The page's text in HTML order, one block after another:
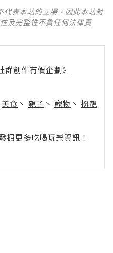
代表本站的立場。因此本站對
及完整性不負任何法律責
群創作有價企劃》
美食 丶 親子 丶 寵物 丶 扮靚
更多吃喝玩樂資訊！